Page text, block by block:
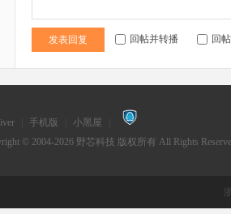
发表回复 回帖并转播 回
手机版 小黑屋
© 2004-2026 野芯科技 版权所有 All Rights